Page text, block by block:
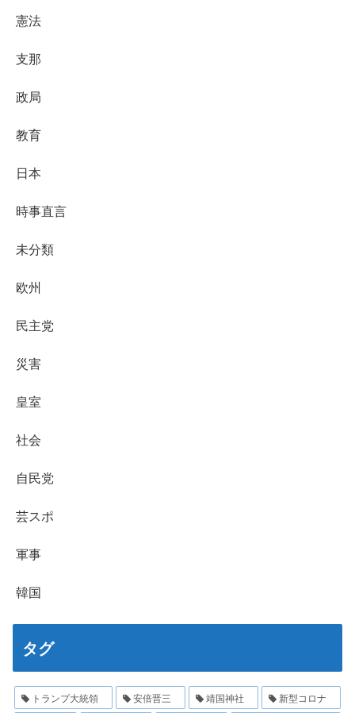
憲法
支那
政局
教育
日本
時事直言
未分類
欧州
民主党
災害
皇室
社会
自民党
芸スポ
軍事
韓国
タグ
トランプ大統領 安倍晋三 靖国神社
新型コロナ